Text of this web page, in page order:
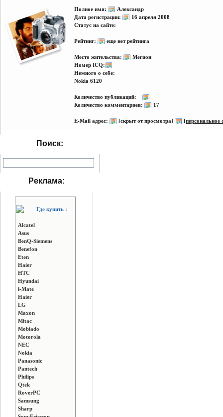
Полное имя:
Александр
Дата регистрации:
16 апреля 2008
Статус на сайте:
Рейтинг: еще нет рейтинга
Место жительства:
Мегион
Номер ICQ:
Немного о себе:
Nokia 6120
Количество публикаций:
Количество комментариев:
17
E-Mail адрес: [скрыт от просмотра] [персональное
Поиск:
Реклама:
Где купить :
Alcatel
Asus
BenQ-Siemens
Benefon
Eten
Haier
HTC
Hyundai
i-Mate
Haier
LG
Maxon
Mitac
Mobiado
Motorola
NEC
Nokia
Panasonic
Pantech
Philips
Qtek
RoverPC
Samsung
Sharp